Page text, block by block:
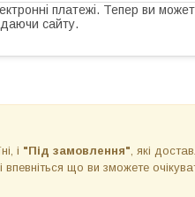
платежі. Тепер ви
сайту.
і "Під замовлення" , які
що ви зможете